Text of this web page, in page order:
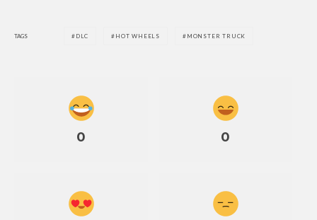
TAGS DLC HOT WHEELS MONSTER TRUCK
0 0